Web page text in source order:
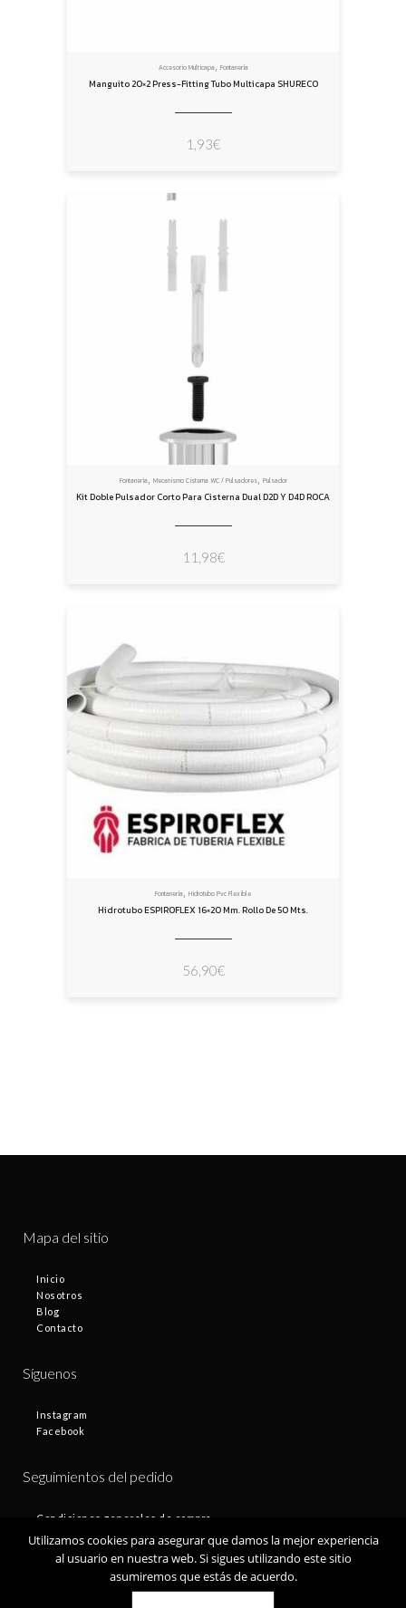
Accesorio Multicapa, Fontanería
Manguito 20×2 Press-Fitting Tubo Multicapa SHURECO
1,93€
Fontanería, Mecanismo Cisterna WC / Pulsadores, Pulsador
Kit Doble Pulsador Corto Para Cisterna Dual D2D Y D4D ROCA
11,98€
Fontanería, Hidrotubo Pvc Flexible
Hidrotubo ESPIROFLEX 16×20 Mm. Rollo De 50 Mts.
56,90€
Mapa del sitio
Inicio
Nosotros
Blog
Contacto
Síguenos
Instagram
Facebook
Seguimientos del pedido
Condiciones generales de compra
Plazos de entrega
Política de cookies
Utilizamos cookies para asegurar que damos la mejor experiencia
al usuario en nuestra web. Si sigues utilizando este sitio
asumiremos que estás de acuerdo.